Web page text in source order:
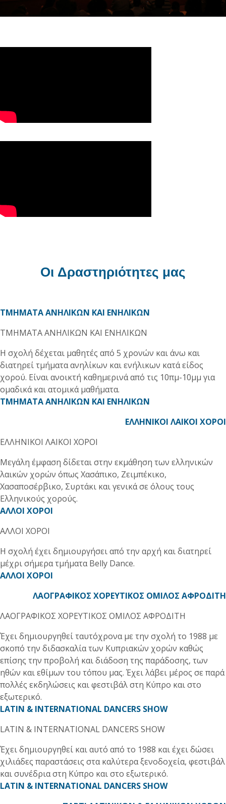
Οι Δραστηριότητες μας
ΤΜΗΜΑΤΑ ΑΝΗΛΙΚΩΝ ΚΑΙ ΕΝΗΛΙΚΩΝ
ΤΜΗΜΑΤΑ ΑΝΗΛΙΚΩΝ ΚΑΙ ΕΝΗΛΙΚΩΝ
Η σχολή δέχεται μαθητές από 5 χρονών και άνω και
διατηρεί τμήματα ανηλίκων και ενήλικων κατά είδος
χορού. Είναι ανοικτή καθημερινά από τις 10πμ-10μμ για
ομαδικά και ατομικά μαθήματα.
ΤΜΗΜΑΤΑ ΑΝΗΛΙΚΩΝ ΚΑΙ ΕΝΗΛΙΚΩΝ
ΕΛΛΗΝΙΚΟΙ ΛΑΙΚΟΙ ΧΟΡΟΙ
ΕΛΛΗΝΙΚΟΙ ΛΑΙΚΟΙ ΧΟΡΟΙ
Μεγάλη έμφαση δίδεται στην εκμάθηση των ελληνικών
λαικών χορών όπως Χασάπικο, Ζειμπέκικο,
Χασαποσέρβικο, Συρτάκι και γενικά σε όλους τους
Ελληνικούς χορούς.
ΑΛΛΟΙ ΧΟΡΟΙ
ΑΛΛΟΙ ΧΟΡΟΙ
Η σχολή έχει δημιουργήσει από την αρχή και διατηρεί
μέχρι σήμερα τμήματα Belly Dance.
ΑΛΛΟΙ ΧΟΡΟΙ
ΛΑΟΓΡΑΦΙΚΟΣ ΧΟΡΕΥΤΙΚΟΣ ΟΜΙΛΟΣ ΑΦΡΟΔΙΤΗ
ΛΑΟΓΡΑΦΙΚΟΣ ΧΟΡΕΥΤΙΚΟΣ ΟΜΙΛΟΣ ΑΦΡΟΔΙΤΗ
Έχει δημιουργηθεί ταυτόχρονα με την σχολή το 1988 με
σκοπό την διδασκαλία των Κυπριακών χορών καθώς
επίσης την προβολή και διάδοση της παράδοσης, των
ηθών και εθίμων του τόπου μας. Έχει λάβει μέρος σε παρά
πολλές εκδηλώσεις και φεστιβάλ στη Κύπρο και στο
εξωτερικό.
LATIN & INTERNATIONAL DANCERS SHOW
LATIN & INTERNATIONAL DANCERS SHOW
Έχει δημιουργηθεί και αυτό από το 1988 και έχει δώσει
χιλιάδες παραστάσεις στα καλύτερα ξενοδοχεία, φεστιβάλ
και συνέδρια στη Κύπρο και στο εξωτερικό.
LATIN & INTERNATIONAL DANCERS SHOW